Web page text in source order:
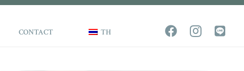
CONTACT TH